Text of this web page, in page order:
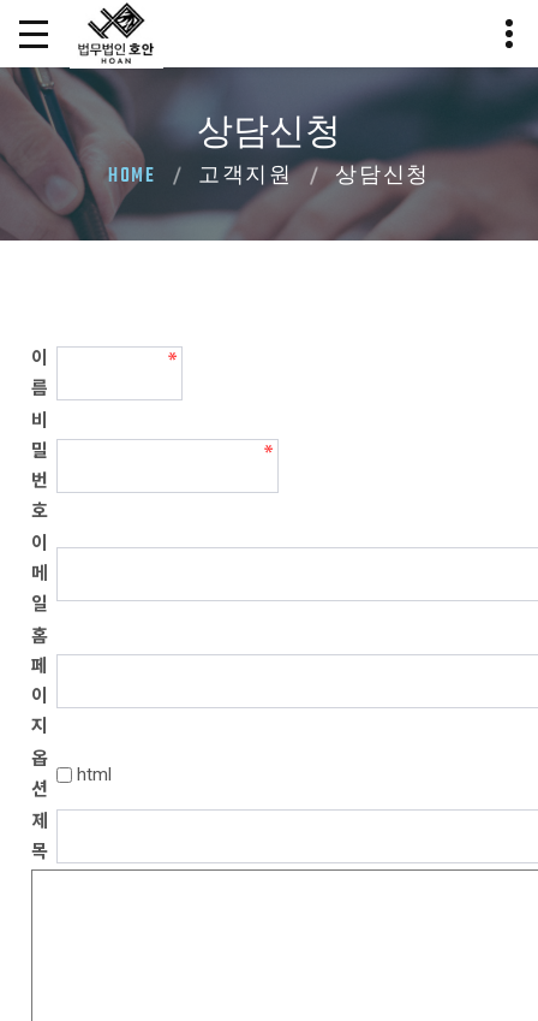
상담신청
HOME 고객지원 상담신청
이
름
비
밀
번
호
이
메
일
홈
페
이
지
옵
션
html
제
목